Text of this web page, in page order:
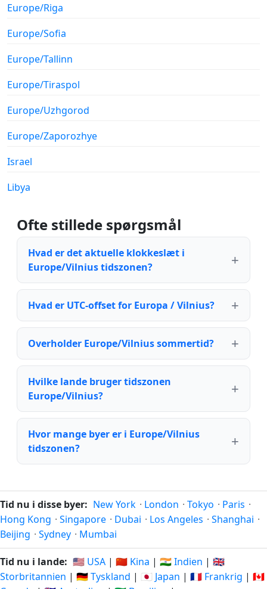
Europe/Riga
Europe/Sofia
Europe/Tallinn
Europe/Tiraspol
Europe/Uzhgorod
Europe/Zaporozhye
Israel
Libya
Ofte stillede spørgsmål
Hvad er det aktuelle klokkeslæt i
Europe/Vilnius tidszonen?
Hvad er UTC-offset for Europa / Vilnius?
Overholder Europe/Vilnius sommertid?
Hvilke lande bruger tidszonen
Europe/Vilnius?
Hvor mange byer er i Europe/Vilnius
tidszonen?
Tid nu i disse byer: New York · London · Tokyo · Paris ·
Hong Kong · Singapore · Dubai · Los Angeles · Shanghai ·
Beijing · Sydney · Mumbai
Tid nu i lande: 🇺🇸 USA | 🇨🇳 Kina | 🇮🇳 Indien | 🇬🇧
Storbritannien | 🇩🇪 Tyskland | 🇯🇵 Japan | 🇫🇷 Frankrig | 🇨🇦